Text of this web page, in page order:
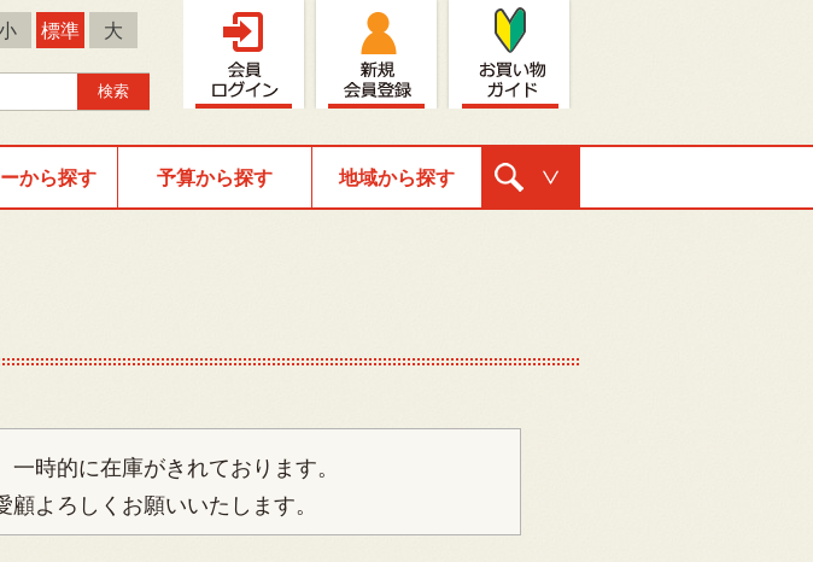
標準 大
から探す 予算から探す 地域から探す
時的に在庫がきれております。
よろしくお願いいたします。